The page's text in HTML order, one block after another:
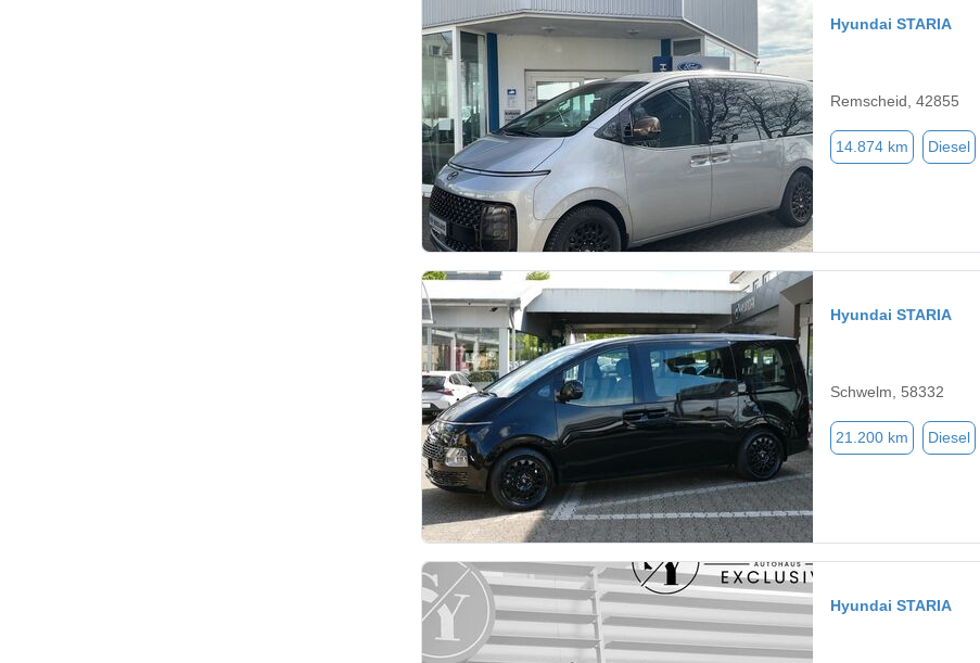
Hyundai STARIA
Remscheid, 42855
14.874 km Diesel
Hyundai STARIA
Schwelm, 58332
21.200 km Diesel
Hyundai STARIA